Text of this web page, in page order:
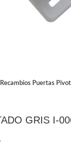
Recambios Puertas
GRIS I-